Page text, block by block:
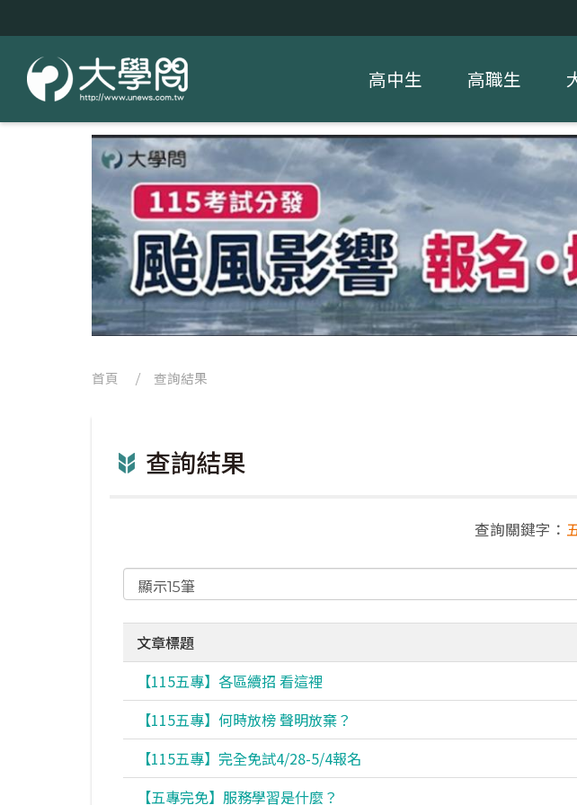
高中生 高職生
首頁 / 查詢結果
查詢結果
查詢關鍵字：
文章標題
【115五專】各區續招 看這裡
【115五專】何時放榜 聲明放棄？
【115五專】完全免試4/28-5/4報名
【五專完免】服務學習是什麼？